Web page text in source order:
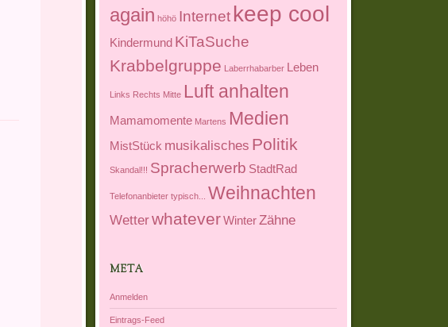
again höhö Internet keep cool
Kindermund KiTaSuche
Krabbelgruppe Laberrhabarber Leben
Links Rechts Mitte Luft anhalten
Mamamomente Martens Medien
MistStück musikalisches Politik
Skandal!!! Spracherwerb StadtRad
Telefonanbieter typisch... Weihnachten
Wetterwhatever Winter Zähne
META
Anmelden
Eintrags-Feed